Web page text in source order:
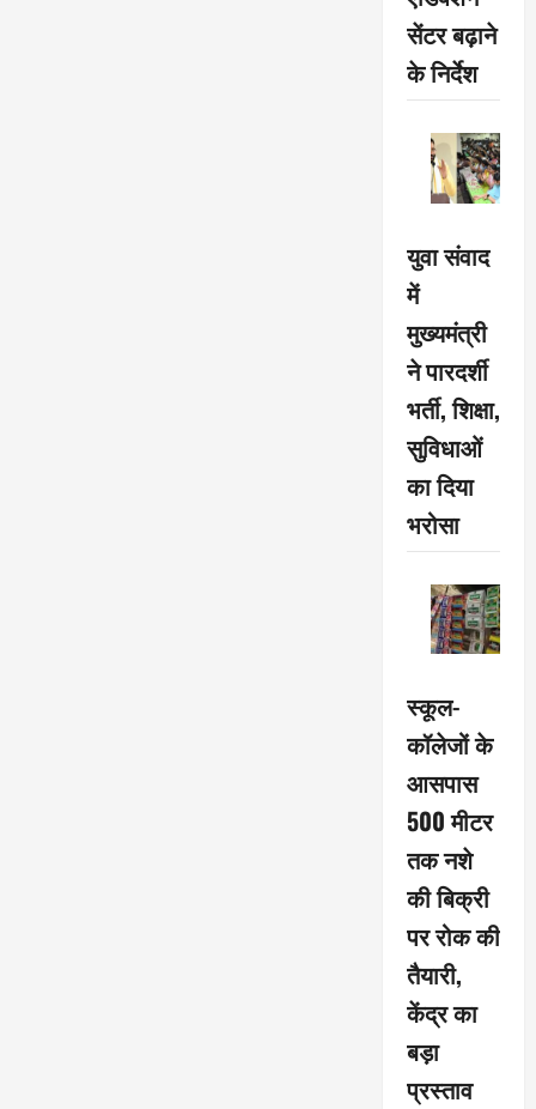
सेंटर बढ़ाने
के निर्देश
युवा संवाद
में
मुख्यमंत्री
ने पारदर्शी
भर्ती, शिक्षा,
सुविधाओं
का दिया
भरोसा
स्कूल-
कॉलेजों के
आसपास
500 मीटर
तक नशे
की बिक्री
पर रोक की
तैयारी,
केंद्र का
बड़ा
प्रस्ताव